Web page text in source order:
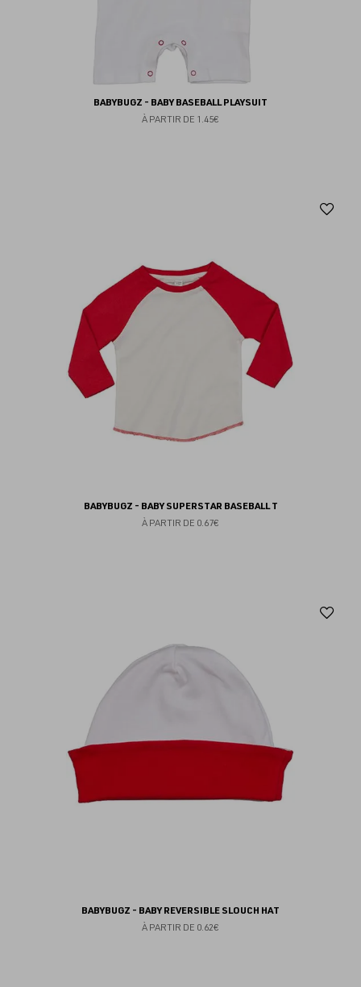
BABYBUGZ - BABY BASEBALL PLAYSUIT
À PARTIR DE 1.45€
BABYBUGZ - BABY SUPERSTAR BASEBALL T
À PARTIR DE 0.67€
BABYBUGZ - BABY REVERSIBLE SLOUCH HAT
À PARTIR DE 0.62€